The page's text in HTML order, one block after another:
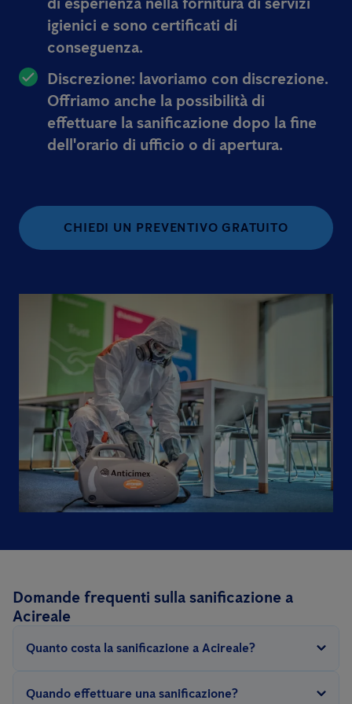
igienici e sono certificati di
conseguenza.
Discrezione: lavoriamo con discrezione.
Offriamo anche la possibilità di
effettuare la sanificazione dopo la fine
dell'orario di ufficio o di apertura.
CHIEDI UN PREVENTIVO GRATUITO
Domande frequenti sulla sanificazione a
Acireale
Quanto costa la sanificazione a Acireale?
Quando effettuare una sanificazione?